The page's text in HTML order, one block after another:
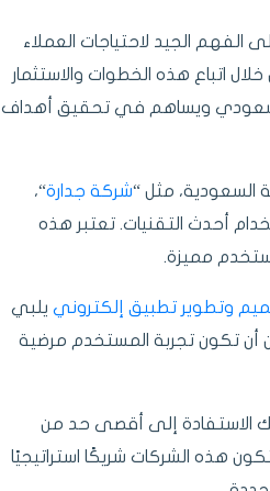
الجيد لاحتياجات العملاء
اتباع هذه الخطوات والاستثمار
السعودي ويساهم في تحقيق أهداف
السعودية، مثل “شركة جدارة“،
أحدث التقنيات. تعتبر هذه
مميزة.
وتطوير تطبيق إلكتروني يلبي
أن تكون تجربة المستخدم مرضية
الاستفادة إلى أقصى حد من
هذه الشركات شريكًا استراتيجيًا